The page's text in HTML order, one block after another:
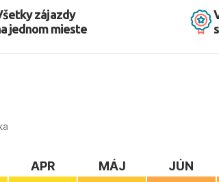
zájazdy
jednom mieste
APR MÁJ JÚN